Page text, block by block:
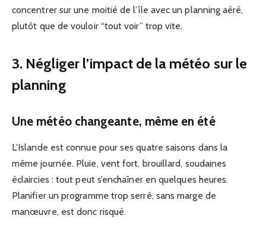
concentrer sur une moitié de l’île avec un planning aéré,
plutôt que de vouloir “tout voir” trop vite.
3. Négliger l’impact de la météo sur le
planning
Une météo changeante, même en été
L’Islande est connue pour ses quatre saisons dans la
même journée. Pluie, vent fort, brouillard, soudaines
éclaircies : tout peut s’enchaîner en quelques heures.
Planifier un programme trop serré, sans marge de
manœuvre, est donc risqué.